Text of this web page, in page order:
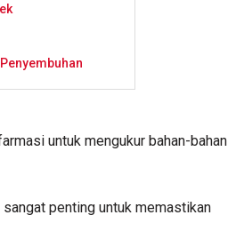
untuk mengukur bahan-bahan
penting untuk memastikan